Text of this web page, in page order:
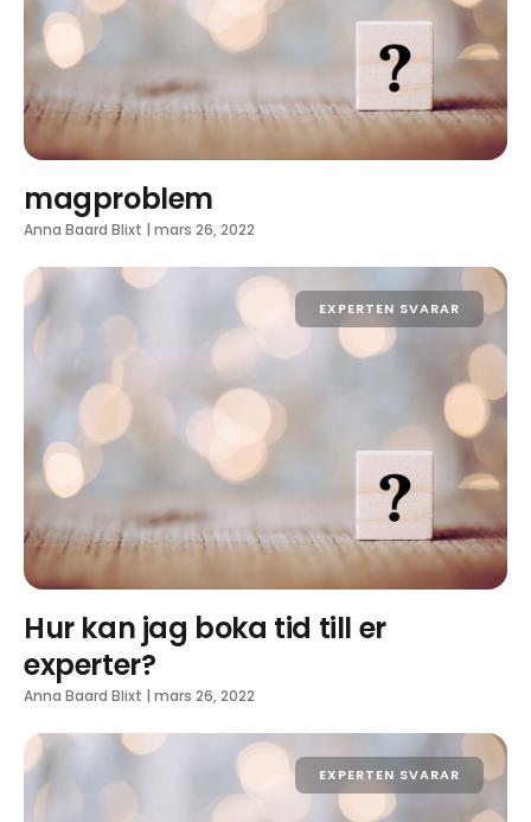
magproblem
Anna Baard Blixt | mars 26, 2022
EXPERTEN SVARAR
Hur kan jag boka tid till er
experter?
Anna Baard Blixt | mars 26, 2022
EXPERTEN SVARAR